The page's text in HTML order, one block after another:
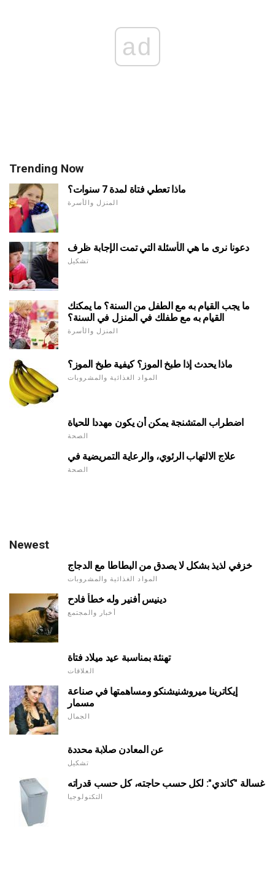
ad
Trending Now
ماذا تعطي فتاة لمدة 7 سنوات؟
المنزل والأسرة
دعونا نرى ما هي الأسئلة التي تمت الإجابة ظرف
تشكيل
ما يجب القيام به مع الطفل من السنة؟ ما يمكنك
القيام به مع طفلك في المنزل في السنة؟
المنزل والأسرة
ماذا يحدث إذا طبخ الموز؟ كيفية طبخ الموز؟
المواد الغذائية والمشروبات
اضطراب المتشنجة يمكن أن يكون مهددا للحياة
الصحة
علاج الالتهاب الرئوي، والرعاية التمريضية في
الصحة
Newest
خزفي لذيذ بشكل لا يصدق من البطاطا مع الدجاج
المواد الغذائية والمشروبات
دينيس أفنير وله خطأ فادح
أخبار والمجتمع
تهنئة بمناسبة عيد ميلاد فتاة
العلاقات
إيكاترينا ميروشنيشنكو ومساهمتها في صناعة
مسمار
الجمال
عن المعادن صلابة محددة
تشكيل
غسالة "كاندي": لكل حسب حاجته، كل حسب قدراته
التكنولوجيا